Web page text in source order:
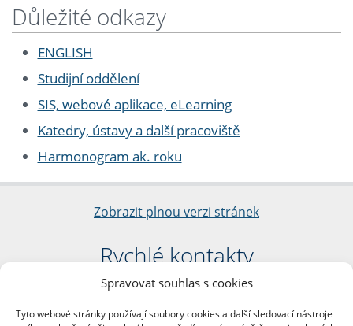
Spravovat souhlas s cookies
Tyto webové stránky používají soubory cookies a další sledovací nástroje
Důležité odkazy
ENGLISH
Studijní oddělení
SIS, webové aplikace, eLearning
Katedry, ústavy a další pracoviště
Harmonogram ak. roku
Zobrazit plnou verzi stránek
Rychlé kontakty
Filozofická fakulta
nám. Jana Palacha 1/2